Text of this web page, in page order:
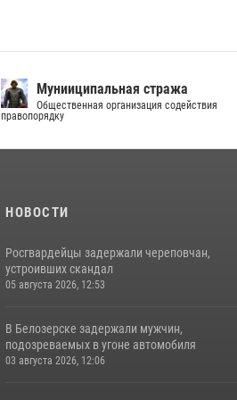
Мунииципальная стража
Общественная организация содействия
правопорядку
НОВОСТИ
Росгвардейцы задержали череповчан,
устроивших скандал
05 августа 2026, 12:53
В Белозерске задержали мужчин,
подозреваемых в угоне автомобиля
03 августа 2026, 12:06